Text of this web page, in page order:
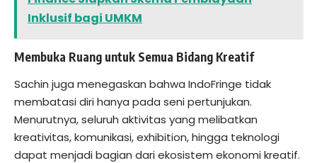
Inklusif bagi UMKM
Membuka Ruang untuk Semua Bidang Kreatif
Sachin juga menegaskan bahwa IndoFringe tidak
membatasi diri hanya pada seni pertunjukan.
Menurutnya, seluruh aktivitas yang melibatkan
kreativitas, komunikasi, exhibition, hingga teknologi
dapat menjadi bagian dari ekosistem ekonomi kreatif.